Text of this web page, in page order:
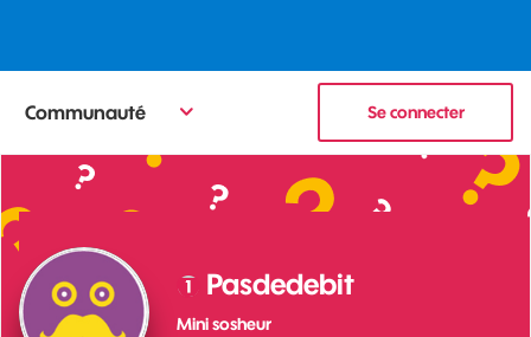
Communauté Se connecter
Pasdedebit
Mini sosheur